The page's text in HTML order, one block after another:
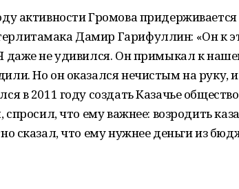
активности Громова
Дамир Гарифуллин: «Он к
даже не удивился. Он примыкал к
Но он оказался нечистым на руку,
в 2011 году создать Казачье
спросил, что ему важнее: возродить
сказал, что ему нужнее деньги из